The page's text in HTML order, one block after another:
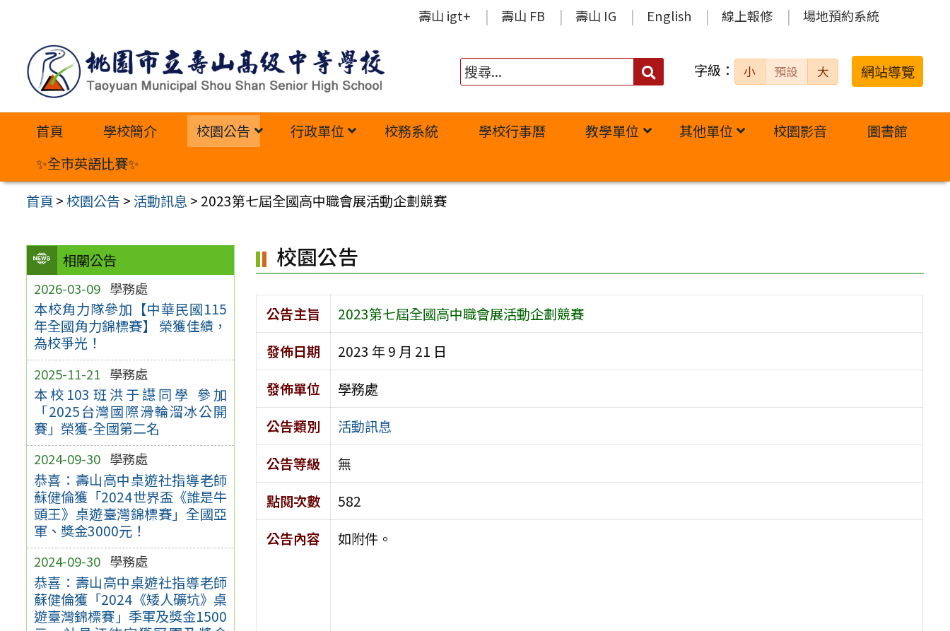
內
壽山 igt+ 壽山 FB 壽山 IG English 線上報修 場地預約系統
搜
字級： 小 預設 大 網站導覽
首頁 學校簡介 校園公告 行政單位 校務系統 學校行事曆 教學單位 其他單位 校園影音
圖書館
✨全市英語比賽✨
首頁 >校園公告 > 活動訊息 > 2023第七屆全國高中職會展活動企劃競賽
相關公告
2026-03-09 學務處
本校角力隊參加【中華民國115
年全國角力錦標賽】 榮獲佳績，
為校爭光！
2025-11-21 學務處
本校103班洪于譿同學 參加
「2025台灣國際滑輪溜冰公開
賽」榮獲-全國第二名
2024-09-30 學務處
恭喜：壽山高中桌遊社指導老師
蘇健倫獲「2024世界盃《誰是牛
頭王》桌遊臺灣錦標賽」全國亞
軍、獎金3000元！
2024-09-30 學務處
恭喜：壽山高中桌遊社指導老師
蘇健倫獲「2024《矮人礦坑》桌
遊臺灣錦標賽」季軍及獎金1500
校園公告
公告主旨
2023第七屆全國高中職會展活動企劃競賽
發佈日期
2023 年 9 月 21 日
發佈單位
學務處
公告類別
活動訊息
公告等級
無
點閱次數
582
公告內容
如附件。